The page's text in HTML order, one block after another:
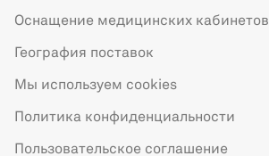
Оснащение медицинских кабинетов
География поставок
Мы используем cookies
Политика конфиденциальности
Пользовательское соглашение